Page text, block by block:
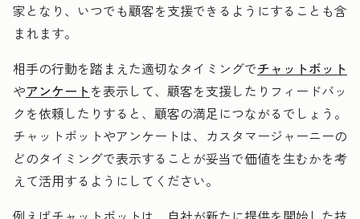
家となり、いつでも顧客を支援できるようにすることも含
まれます。
相手の行動を踏まえた適切なタイミングでチャットボット
やアンケートを表示して、顧客を支援したりフィードバッ
クを依頼したりすると、顧客の満足につながるでしょう。
チャットボットやアンケートは、カスタマージャーニーの
どのタイミングで表示することが妥当で価値を生むかを考
えて活用するようにしてください。